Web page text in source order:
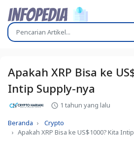
Apakah XRP Bisa ke
Intip Supply-nya
1 tahun yang lalu
Beranda
Crypto
Apakah XRP Bisa ke US$1000? Kita